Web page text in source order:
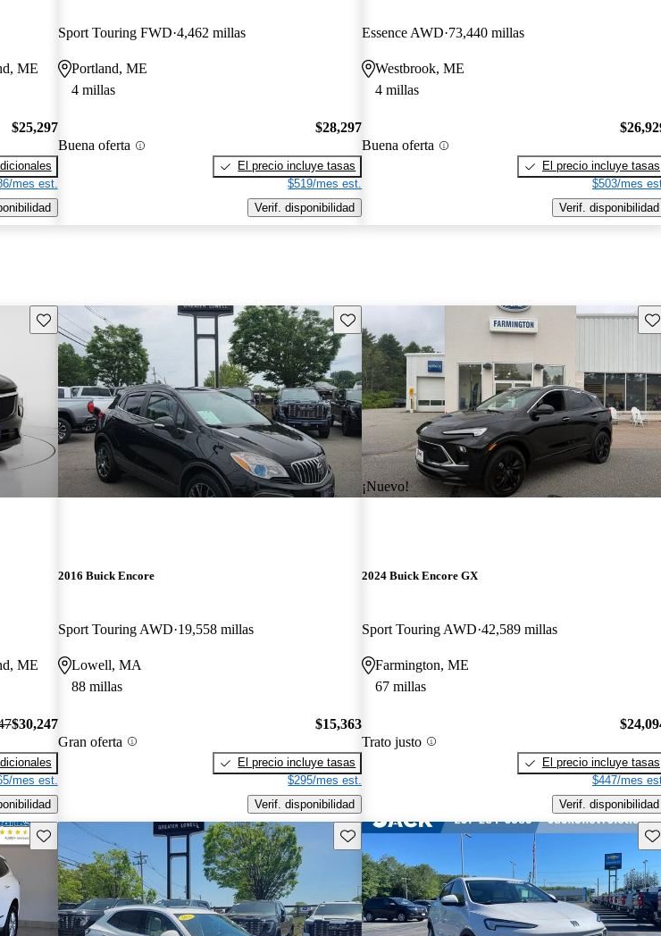
ME
$25,297
mes est.
Sport Touring FWD 4,462 millas
Portland, ME
4 millas
Buena oferta
$28,297
El precio incluye tasas
$519/mes est.
Verif. disponibilidad
Essence AWD 73,440 millas
Westbrook, ME
4 millas
Buena oferta
El precio incluye tasas
$503/mes
Verif. disponibilidad
Guarda este Aviso
ME
$30,247
mes est.
Guarda este Aviso
2016 Buick Encore
Sport Touring AWD 19,558 millas
Lowell, MA
88 millas
Gran oferta
$15,363
El precio incluye tasas
$295/mes est.
Verif. disponibilidad
¡Nuevo!
2024 Buick Encore GX
Sport Touring AWD 42,589 millas
Farmington, ME
67 millas
Trato justo
El precio incluye tasas
$447/mes
Verif. disponibilidad
Guarda este Aviso Guarda este Aviso